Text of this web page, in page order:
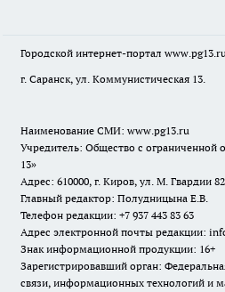
Городской интернет-портал
г. Саранск, ул. Коммунистическая 13.
Наименование СМИ: www.pg13.ru
Учредитель: Общество с ограниченной
13»
Адрес: 610000, г. Киров, ул. М. Гвардии
Главный редактор: Полудницына Е.В.
Телефон редакции: +7 937 443 83 63
Адрес электронной почты редакции:
Знак информационной продукции: 16+
Зарегистрировавший орган:
связи, информационных технологий и